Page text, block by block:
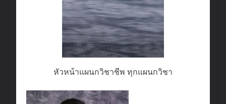
หัวหน้าแผนกวิชาชีพ ทุกแผนกวิชา